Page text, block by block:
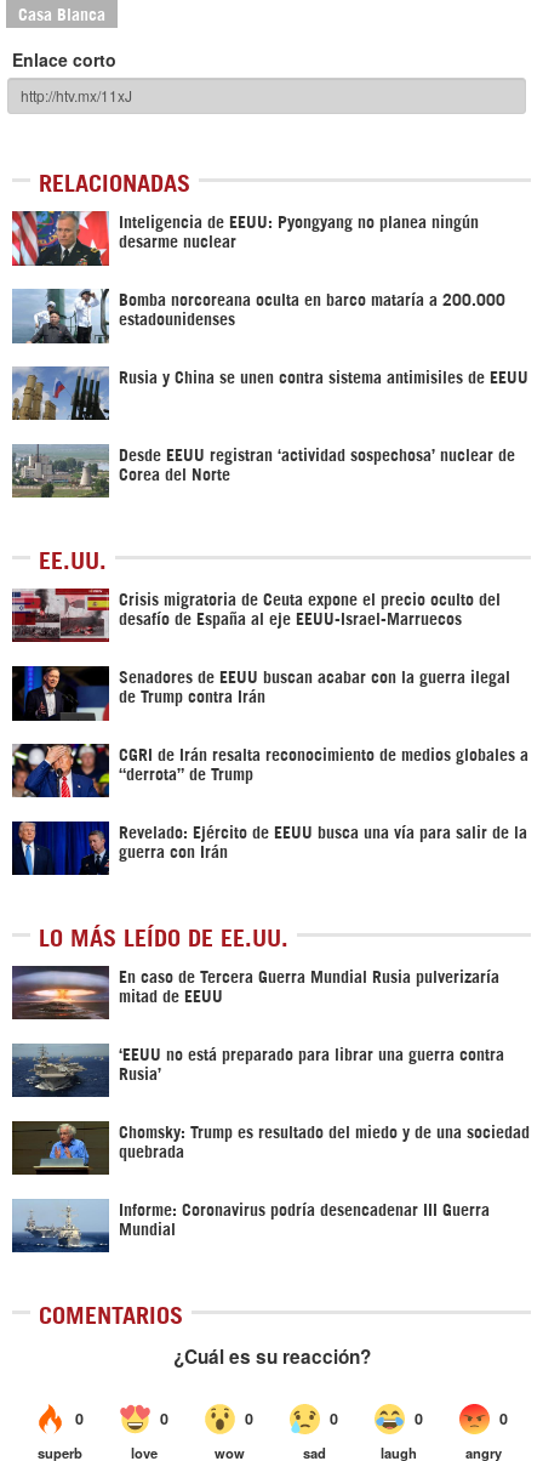
Casa Blanca
Enlace corto
RELACIONADAS
Inteligencia de EEUU: Pyongyang no planea ningún
desarme nuclear
Bomba norcoreana oculta en barco mataría a 200.000
estadounidenses
Rusia y China se unen contra sistema antimisiles de EEUU
Desde EEUU registran ‘actividad sospechosa’ nuclear de
Corea del Norte
EE.UU.
Crisis migratoria de Ceuta expone el precio oculto del
desafío de España al eje EEUU-Israel-Marruecos
Senadores de EEUU buscan acabar con la guerra ilegal
de Trump contra Irán
CGRI de Irán resalta reconocimiento de medios globales a
“derrota” de Trump
Revelado: Ejército de EEUU busca una vía para salir de la
guerra con Irán
LO MÁS LEÍDO DE EE.UU.
En caso de Tercera Guerra Mundial Rusia pulverizaría
mitad de EEUU
‘EEUU no está preparado para librar una guerra contra
Rusia’
Chomsky: Trump es resultado del miedo y de una sociedad
quebrada
Informe: Coronavirus podría desencadenar III Guerra
Mundial
COMENTARIOS